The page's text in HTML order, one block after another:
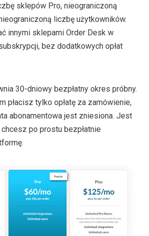
sklepów Pro, nieograniczoną
liczbę użytkowników.
innymi sklepami Order Desk w
bez dodatkowych opłat
30-dniowy bezpłatny okres próbny.
płacisz tylko opłatę za zamówienie,
abonamentowa jest zniesiona. Jest
po prostu bezpłatnie